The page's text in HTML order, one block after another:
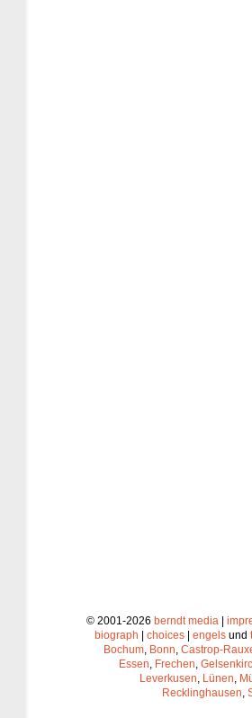
© 2001-2026 berndt media |
biograph | choices | engels und
Bochum Bonn Castrop-
Essen Frechen
Leverkusen Lünen
Recklinghausen